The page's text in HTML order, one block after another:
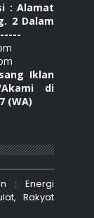
: Alamat
2 Dalam
Iklan
di
(WA)
: Energi
Rakyat